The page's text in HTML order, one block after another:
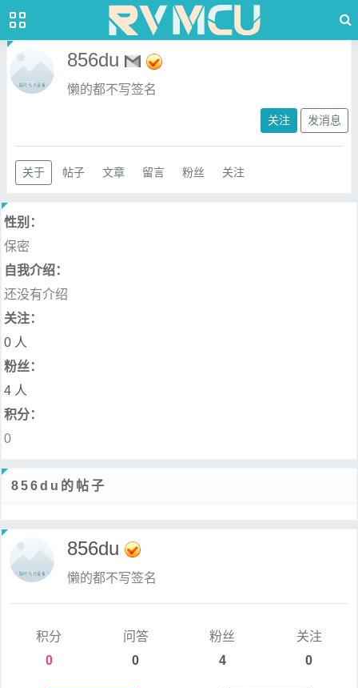
856du
懒的都不写签名
关注 发消息
关于 帖子 文章 留言 粉丝 关注
性别：
保密
自我介绍：
还没有介绍
关注：
0 人
粉丝：
4 人
积分：
0
856du的帖子
856du
懒的都不写签名
积分
0
问答
0
粉丝
4
关注
0